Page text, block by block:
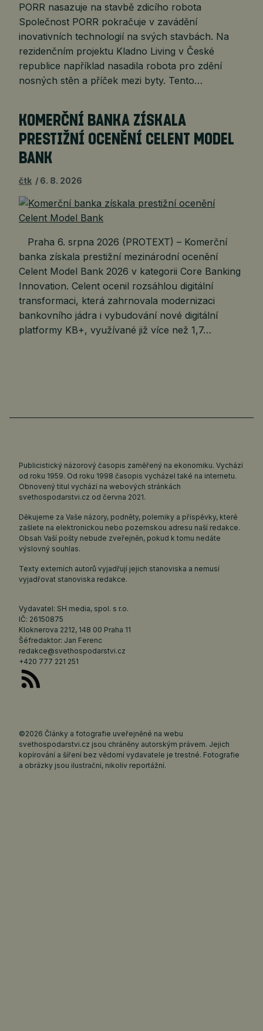
PORR nasazuje na stavbě zdicího robota
Společnost PORR pokračuje v zavádění
inovativních technologií na svých stavbách. Na
rezidenčním projektu Kladno Living v České
republice například nasadila robota pro zdění
nosných stěn a příček mezi byty. Tento…
KOMERČNÍ BANKA ZÍSKALA
PRESTIŽNÍ OCENĚNÍ CELENT MODEL
BANK
čtk 6. 8. 2026
Praha 6. srpna 2026 (PROTEXT) – Komerční
banka získala prestižní mezinárodní ocenění
Celent Model Bank 2026 v kategorii Core Banking
Innovation. Celent ocenil rozsáhlou digitální
transformaci, která zahrnovala modernizaci
bankovního jádra i vybudování nové digitální
platformy KB+, využívané již více než 1,7…
Publicistický názorový časopis zaměřený na ekonomiku. Vychází
od roku 1959. Od roku 1998 časopis vycházel také na internetu.
Obnovený titul vychází na webových stránkách
svethospodarstvi.cz od června 2021.
Děkujeme za Vaše názory, podněty, polemiky a příspěvky, které
zašlete na elektronickou nebo pozemskou adresu naší redakce.
Obsah Vaší pošty nebude zveřejněn, pokud k tomu nedáte
výslovný souhlas.
Texty externích autorů vyjadřují jejich stanoviska a nemusí
vyjadřovat stanoviska redakce.
Vydavatel: SH media, spol. s r.o.
IČ: 26150875
Kloknerova 2212, 148 00 Praha 11
Šéfredaktor: Jan Ferenc
redakce@svethospodarstvi.cz
+420 777 221 251
©2026 Články a fotografie uveřejněné na webu
svethospodarstvi.cz jsou chráněny autorským právem. Jejich
kopírování a šíření bez vědomí vydavatele je trestné. Fotografie
a obrázky jsou ilustrační, nikoliv reportážní.